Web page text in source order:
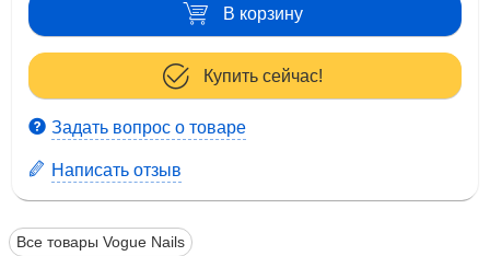
В корзину
Купить сейчас!
Задать вопрос о товаре
Написать отзыв
Все товары Vogue Nails